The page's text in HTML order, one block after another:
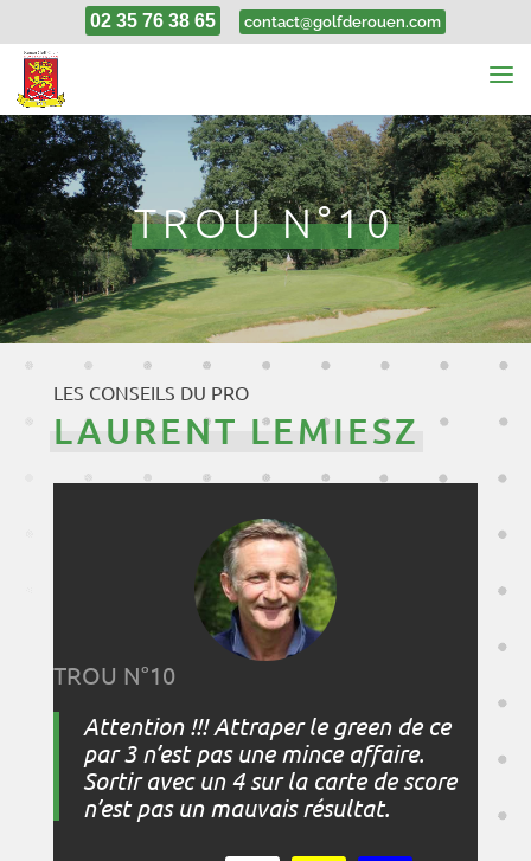
02 35 76 38 65 contact@golfderouen.com
TROU N°10
LES CONSEILS DU PRO
LAURENT LEMIESZ
TROU N°10
Attention !!! Attraper le green de ce
par 3 n’est pas une mince affaire.
Sortir avec un 4 sur la carte de score
n’est pas un mauvais résultat.